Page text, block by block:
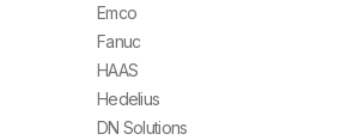
Emco
Fanuc
HAAS
Hedelius
DN Solutions